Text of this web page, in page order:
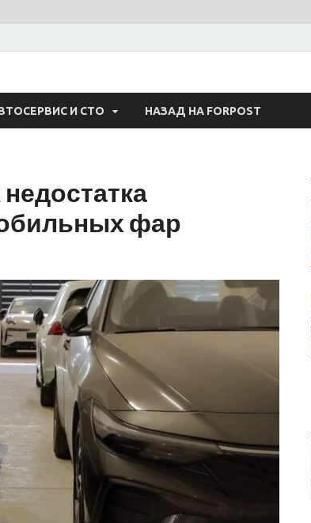
И СТО НАЗАД НА FORPOST
фар